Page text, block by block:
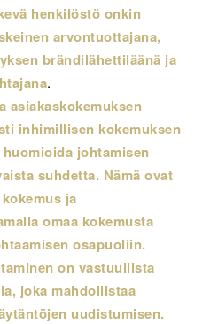
henkilöstö onkin
arvontuottajana,
brändilähettiläänä ja
.
asiakaskokemuksen
inhimillisen kokemuksen
johtamisen
suhdetta. Nämä ovat
ja
omaa kokemusta
osapuoliin.
on vastuullista
joka mahdollistaa
uudistumisen.